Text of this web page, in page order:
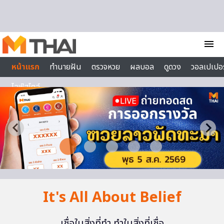
menu
หน้าแรก
ทำนายฝัน ตรวจหวย ผลบอล ดูดวง
วอลเปเป
ไลฟ์สไตล์
It's All About Belief